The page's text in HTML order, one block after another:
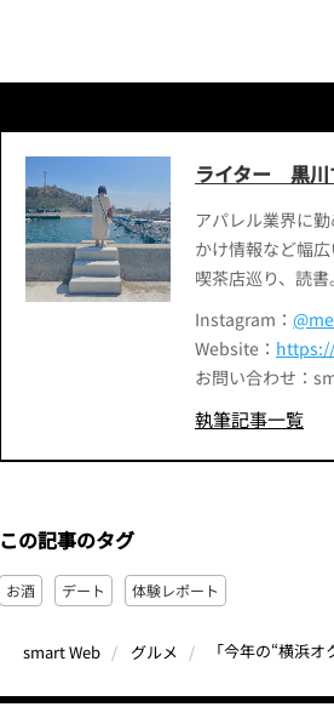
ライター 黒川
アパレル業界に
かけ情報など幅
喫茶店巡り、読書。
Instagram：
Website：
お問い合わせ：
執筆記事一覧
この記事のタグ
お酒 デート 体験レポート
smart Web グルメ